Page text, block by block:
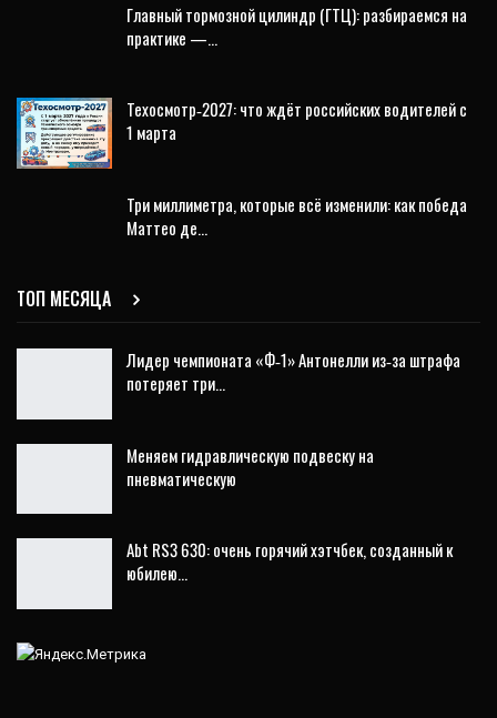
Главный тормозной цилиндр (ГТЦ): разбираемся на
практике —…
Техосмотр‑2027: что ждёт российских водителей с
1 марта
Три миллиметра, которые всё изменили: как победа
Маттео де…
ТОП МЕСЯЦА
Лидер чемпионата «Ф‑1» Антонелли из‑за штрафа
потеряет три…
Меняем гидравлическую подвеску на
пневматическую
Abt RS3 630: очень горячий хэтчбек, созданный к
юбилею…